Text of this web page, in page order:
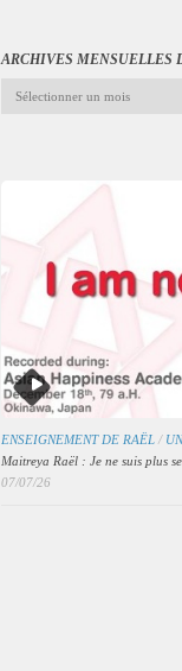
ARCHIVES MENSUELLES
Archives
ENSEIGNEMENT DE RAËL /
Maitreya Raël : Je ne suis plus
07/07/26